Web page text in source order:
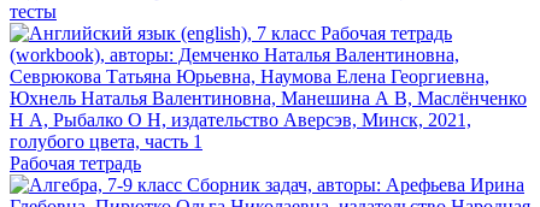
тесты
Рабочая тетрадь